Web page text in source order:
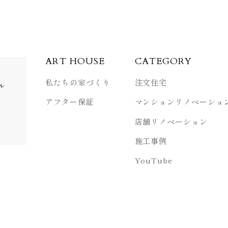
ART HOUSE
私たちの家づくり
アフター保証
CATEGORY
注文住宅
マンション リノベーショ
店舗リノベーション
施工事例
YouTube